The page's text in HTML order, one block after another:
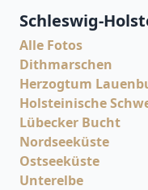
Schleswig-
Alle Fotos
Dithmarschen
Herzogtum
Holsteinische
Lübecker Bucht
Nordseeküste
Ostseeküste
Unterelbe